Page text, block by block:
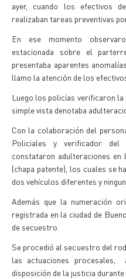
ayer, cuando los efectivos
realizaban tareas preventivas
En ese momento
estacionada sobre el
presentaba aparentes
llamo la atención de los
Luego los policías verificaron la
simple vista denotaba
Con la colaboración del
Policiales y verificador del
constataron adulteraciones
(chapa patente), los cuales se
dos vehículos diferentes y
Además que la numeración
registrada en la ciudad de
de secuestro.
Se procedió al secuestro del
las actuaciones procesales,
disposición de la justicia durante